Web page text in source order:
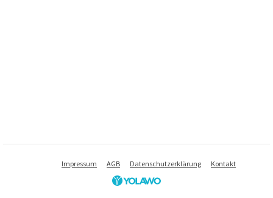
Impressum AGB Datenschutzerklärung Kontakt